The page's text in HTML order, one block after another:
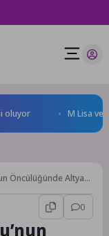
M Lisa ve
Öncülüğünde Altyapı
0